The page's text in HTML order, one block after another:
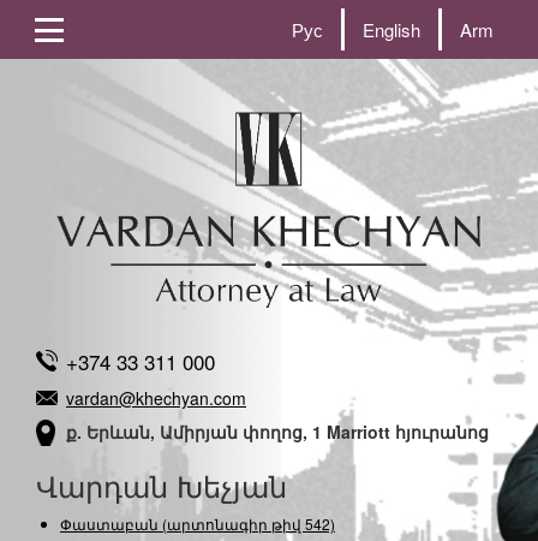
Рус English Arm
+374 33 311 000
vardan@khechyan.com
ք. Երևան, Ամիրյան փողոց, 1 Marriott հյուրանոց
Վարդան Խեչյան
Փաստաբան (արտոնագիր թիվ 542)